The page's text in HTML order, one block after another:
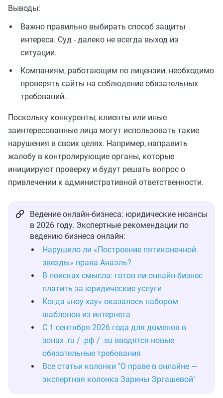
Выводы:
Важно правильно выбирать способ защиты
интереса. Суд - далеко не всегда выход из
ситуации.
Компаниям, работающим по лицензии, необходимо
проверять сайты на соблюдение обязательных
требований.
Поскольку конкуренты, клиенты или иные
заинтересованные лица могут использовать такие
нарушения в своих целях. Например, направить
жалобу в контролирующие органы, которые
инициируют проверку и будут решать вопрос о
привлечении к административной ответственности.
Ведение онлайн-бизнеса: юридические нюансы
в 2026 году. Экспертные рекомендации по
ведению бизнеса онлайн:
Нарушило ли «Построение пятиконечной
звезды» права Анаэль?
В поисках смысла: готов ли онлайн-бизнес
платить за юридические услуги
Когда «ноу-хау» оказалось набором
шаблонов из интернета
С 1 сентября 2026 года для доменов в
зонах .ru / .рф / .su вводятся новые
обязательные требования
Все статьи колонки "О праве в онлайне —
экспертная колонка Зарины Эргашевой"